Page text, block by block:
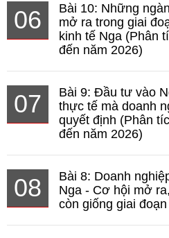
06
Bài 10: Những
mở ra trong giai
kinh tế Nga (Phân
đến năm 2026)
07
Bài 9: Đầu tư vào
thực tế mà doanh
quyết định (Phân
đến năm 2026)
08
Bài 8: Doanh
Nga - Cơ hội mở
còn giống giai